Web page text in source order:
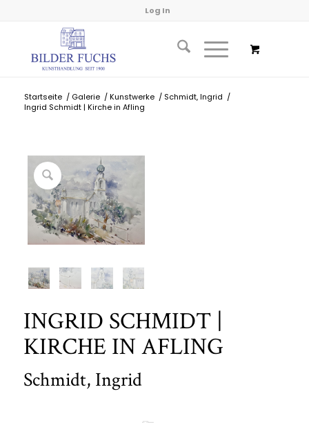
Log In
Startseite / Galerie / Kunstwerke / Schmidt, Ingrid /
Ingrid Schmidt | Kirche in Afling
INGRID SCHMIDT |
KIRCHE IN AFLING
Schmidt, Ingrid